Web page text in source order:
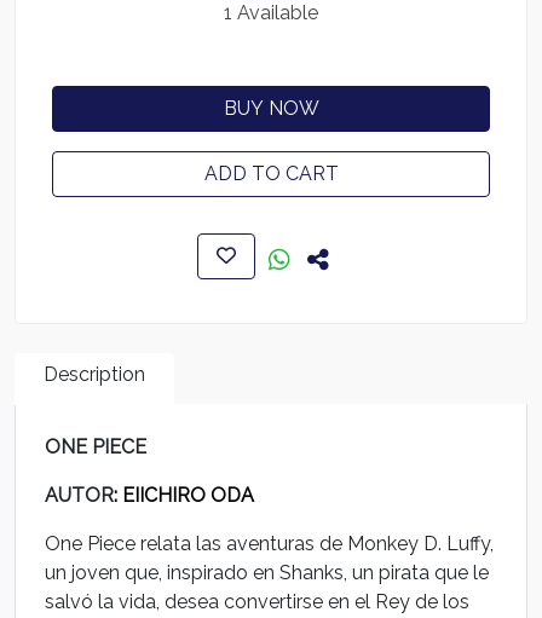
1 Available
BUY NOW
ADD TO CART
Description
ONE PIECE
AUTOR: EIICHIRO ODA
One Piece relata las aventuras de Monkey D. Luffy,
un joven que, inspirado en Shanks, un pirata que le
salvó la vida, desea convertirse en el Rey de los